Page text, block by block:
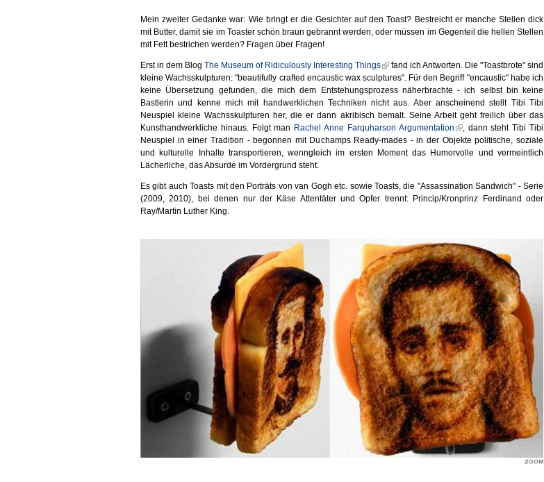
Mein zweiter Gedanke war: Wie bringt er die Gesichter auf den Toast? Bestreicht er manche Stellen dick
mit Butter, damit sie im Toaster schön braun gebrannt werden, oder müssen im Gegenteil die hellen Stellen
mit Fett bestrichen werden? Fragen über Fragen!
Erst in dem Blog The Museum of Ridiculously Interesting Things
fand ich Antworten. Die "Toastbrote" sind
kleine Wachsskulpturen: "beautifully crafted encaustic wax sculptures". Für den Begriff "encaustic" habe ich
keine Übersetzung gefunden, die mich dem Entstehungsprozess näherbrachte - ich selbst bin keine
Bastlerin und kenne mich mit handwerklichen Techniken nicht aus. Aber anscheinend stellt Tibi Tibi
Neuspiel kleine Wachsskulpturen her, die er dann akribisch bemalt. Seine Arbeit geht freilich über das
Kunsthandwerkliche hinaus. Folgt man Rachel Anne Farquharson Argumentation , dann steht Tibi Tibi
Neuspiel in einer Tradition - begonnen mit Duchamps Ready-mades - in der Objekte politische, soziale
und kulturelle Inhalte transportieren, wenngleich im ersten Moment das Humorvolle und vermeintlich
Lächerliche, das Absurde im Vordergrund steht.
Es gibt auch Toasts mit den Porträts von van Gogh etc. sowie Toasts, die "Assassination Sandwich" - Serie
(2009, 2010), bei denen nur der Käse Attentäter und Opfer trennt: Princip/Kronprinz Ferdinand oder
Ray/Martin Luther King.